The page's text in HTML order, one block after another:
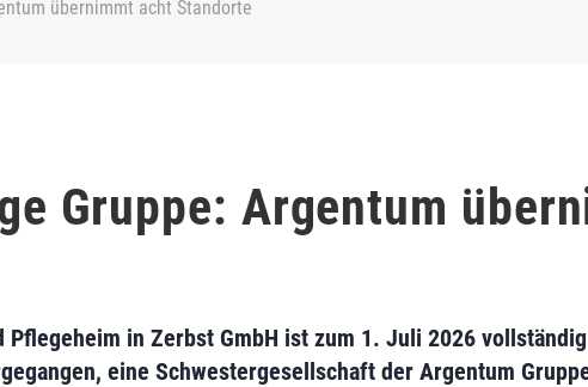
übernimmt acht Standorte
Gruppe: Argentum
Pflegeheim in Zerbst GmbH ist zum 1. Juli 2026
eine Schwestergesellschaft der Argentum